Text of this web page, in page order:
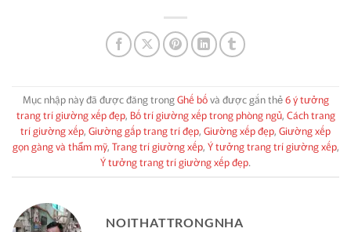
Mục nhập này đã được đăng trongGhế bốvà được gắn thẻ6 ý tưởng
trang trí giường xếp đẹp, Bố trí giường xếp trong phòng ngủ, Cách trang
trí giường xếp, Giường gấp trang trí đẹp, Giường xếp đẹp, Giường xếp
gọn gàng và thẩm mỹ, Trang trí giường xếp, Ý tưởng trang trí giường xếp,
Ý tưởng trang trí giường xếp đẹp.
NOITHATTRONGNHA